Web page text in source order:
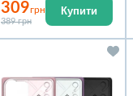
309грн
389 грн
Купити